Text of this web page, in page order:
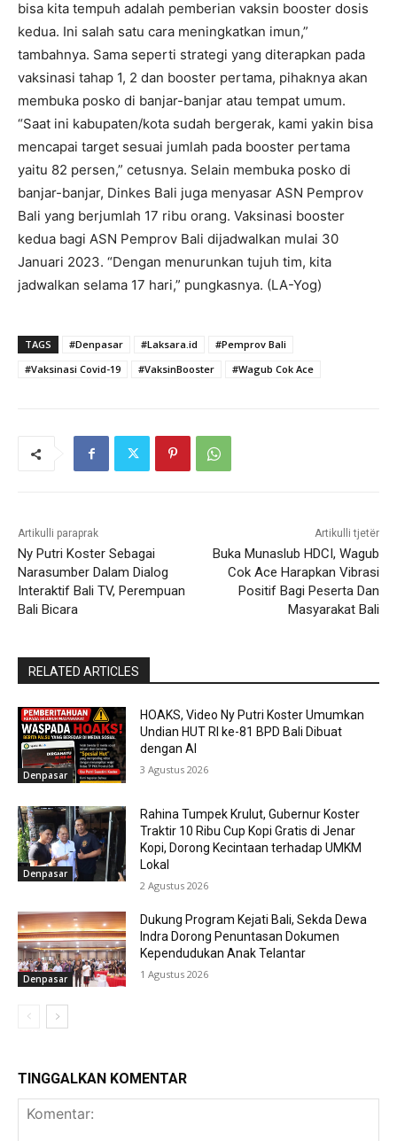
bisa kita tempuh adalah pemberian vaksin booster dosis
kedua. Ini salah satu cara meningkatkan imun,”
tambahnya. Sama seperti strategi yang diterapkan pada
vaksinasi tahap 1, 2 dan booster pertama, pihaknya akan
membuka posko di banjar-banjar atau tempat umum.
“Saat ini kabupaten/kota sudah bergerak, kami yakin bisa
mencapai target sesuai jumlah pada booster pertama
yaitu 82 persen,” cetusnya. Selain membuka posko di
banjar-banjar, Dinkes Bali juga menyasar ASN Pemprov
Bali yang berjumlah 17 ribu orang. Vaksinasi booster
kedua bagi ASN Pemprov Bali dijadwalkan mulai 30
Januari 2023. “Dengan menurunkan tujuh tim, kita
jadwalkan selama 17 hari,” pungkasnya. (LA-Yog)
TAGS #Denpasar #Laksara.id
#Pemprov Bali
#Vaksinasi Covid-19
#VaksinBooster #Wagub Cok Ace
Artikulli paraprak
Ny Putri Koster Sebagai
Narasumber Dalam Dialog
Interaktif Bali TV, Perempuan
Bali Bicara
Artikulli tjetër
Buka Munaslub HDCI, Wagub
Cok Ace Harapkan Vibrasi
Positif Bagi Peserta Dan
Masyarakat Bali
RELATED ARTICLES
Denpasar
HOAKS, Video Ny Putri Koster Umumkan
Undian HUT RI ke-81 BPD Bali Dibuat
dengan AI
3 Agustus 2026
Denpasar
Rahina Tumpek Krulut, Gubernur Koster
Traktir 10 Ribu Cup Kopi Gratis di Jenar
Kopi, Dorong Kecintaan terhadap UMKM
Lokal
2 Agustus 2026
Denpasar
Dukung Program Kejati Bali, Sekda Dewa
Indra Dorong Penuntasan Dokumen
Kependudukan Anak Telantar
1 Agustus 2026
TINGGALKAN KOMENTAR